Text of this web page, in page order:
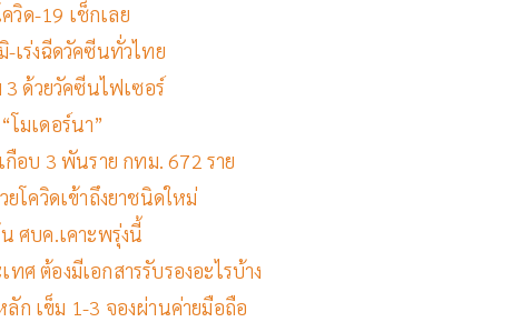
วิด-19 เช็กเลย
เร่งฉีดวัคซีนทั่วไทย
3 ด้วยวัคซีนไฟเซอร์
มเดอร์นา”
อบ 3 พันราย กทม. 672 ราย
โควิดเข้าถึงยาชนิดใหม่
ศบค.เคาะพรุ่งนี้
ต้องมีเอกสารรับรองอะไรบ้าง
ก เข็ม 1-3 จองผ่านค่ายมือถือ